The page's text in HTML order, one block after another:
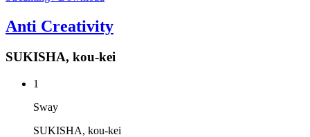
Anti Creativity
SUKISHA, kou-kei
1
Sway
SUKISHA, kou-kei